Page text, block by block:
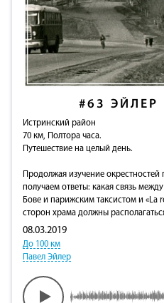
#63 ЭЙЛЕР
Истринский район
70 км, Полтора часа.
Путешествие на целый день.
Продолжая изучение
получаем ответы: какая связь
Бове и парижским таксистом и «La
сторон храма должны
08.03.2019
До 100 км
Павел Эйлер